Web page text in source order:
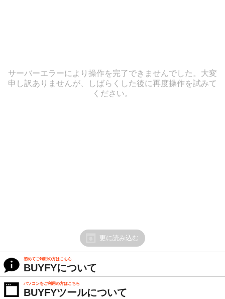
サーバーエラーにより操作を完了できませんでした。大変
申し訳ありませんが、しばらくした後に再度操作を試みて
ください。
更に読み込む
初めてご利用の方はこちら
BUYFYについて
パソコンをご利用の方はこちら
BUYFYツールについて